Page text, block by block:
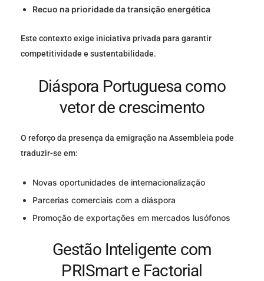
Recuo na prioridade da transição energética
Este contexto exige iniciativa privada para garantir
competitividade e sustentabilidade.
Diáspora Portuguesa como
vetor de crescimento
O reforço da presença da emigração na Assembleia pode
traduzir-se em:
Novas oportunidades de internacionalização
Parcerias comerciais com a diáspora
Promoção de exportações em mercados lusófonos
Gestão Inteligente com
PRISmart e Factorial